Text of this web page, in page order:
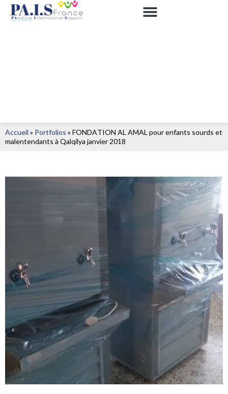
Accueil » Portfolios » FONDATION AL AMAL pour enfants sourds et
malentendants à Qalqilya janvier 2018